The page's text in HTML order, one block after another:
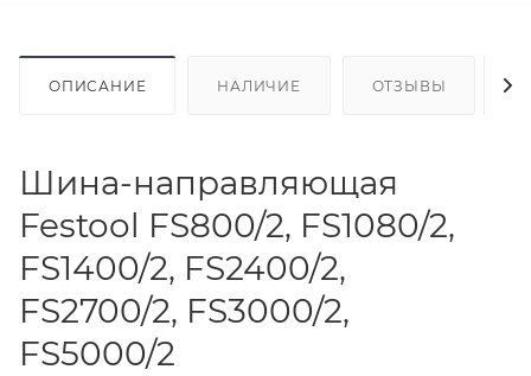
ОПИСАНИЕ НАЛИЧИЕ ОТЗЫВЫ
Шина-направляющая
Festool FS800/2, FS1080/2,
FS1400/2, FS2400/2,
FS2700/2, FS3000/2,
FS5000/2